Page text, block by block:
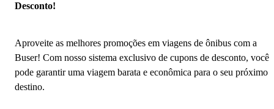
Desconto!
Aproveite as melhores promoções em viagens de ônibus com a
Buser! Com nosso sistema exclusivo de cupons de desconto, você
pode garantir uma viagem barata e econômica para o seu próximo
destino.